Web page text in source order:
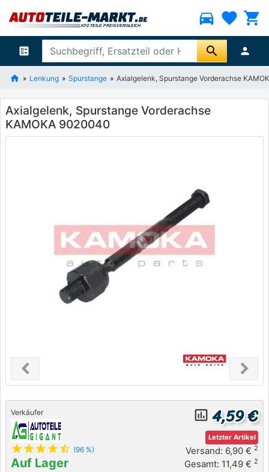
directions_car favorite shopping_cart
ballot search person
Lenkung Spurstange Axialgelenk, Spurstange Vorderachse
Axialgelenk, Spurstange Vorderachse
KAMOKA 9020040
chevron_leftPrevious chevron_right
Next
Verkäufer
star star star star star_half (96 %)
Auf Lager
insert_chart_outlined 4,59 €
Letzter Artikel
Versand: 6,90 € 2
Gesamt: 11,49 € 2